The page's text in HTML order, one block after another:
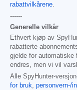
rabattvilkårene.
------
Generelle vilkår
Ethvert kjøp av
rabatterte
gjelde for automatiske
endres, men vi vil
Alle SpyHunter-
for bruk, personvern-/